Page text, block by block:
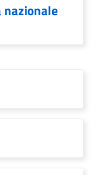
nazionale